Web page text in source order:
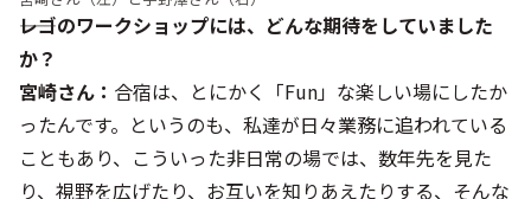
――レゴのワークショップには、どんな期待をしていました
か？
宮崎さん： 合宿は、とにかく「Fun」な楽しい場にしたか
ったんです。というのも、私達が日々業務に追われている
こともあり、こういった非日常の場では、数年先を見た
り、視野を広げたり、お互いを知りあえたりする、そんな